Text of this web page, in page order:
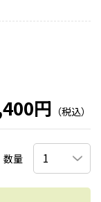
円 （税込）
数量